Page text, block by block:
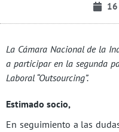
La Cámara Nacional de la
a participar en la segunda
Laboral “Outsourcing”.
Estimado socio,
En seguimiento a las